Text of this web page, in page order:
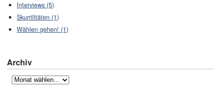
Interviews (5)
Skurrilitäten (1)
Wählen gehen! (1)
Archiv